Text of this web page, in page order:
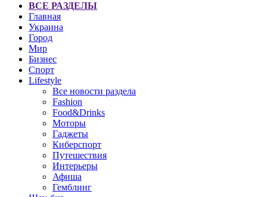
ВСЕ РАЗДЕЛЫ
Главная
Украина
Город
Мир
Бизнес
Спорт
Lifestyle
Все новости раздела
Fashion
Food&Drinks
Моторы
Гаджеты
Киберспорт
Путешествия
Интерьеры
Афиша
Гемблинг